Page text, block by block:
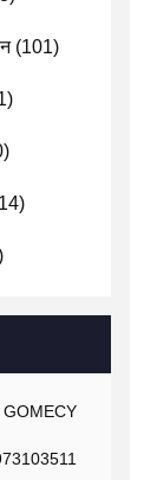
(101)